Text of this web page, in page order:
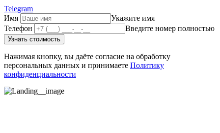
Telegram
Имя
Укажите имя
Телефон
Введите номер полностью
Узнать стоимость
Нажимая кнопку, вы даёте согласие на обработку
персональных данных и принимаете Политику
конфиденциальности